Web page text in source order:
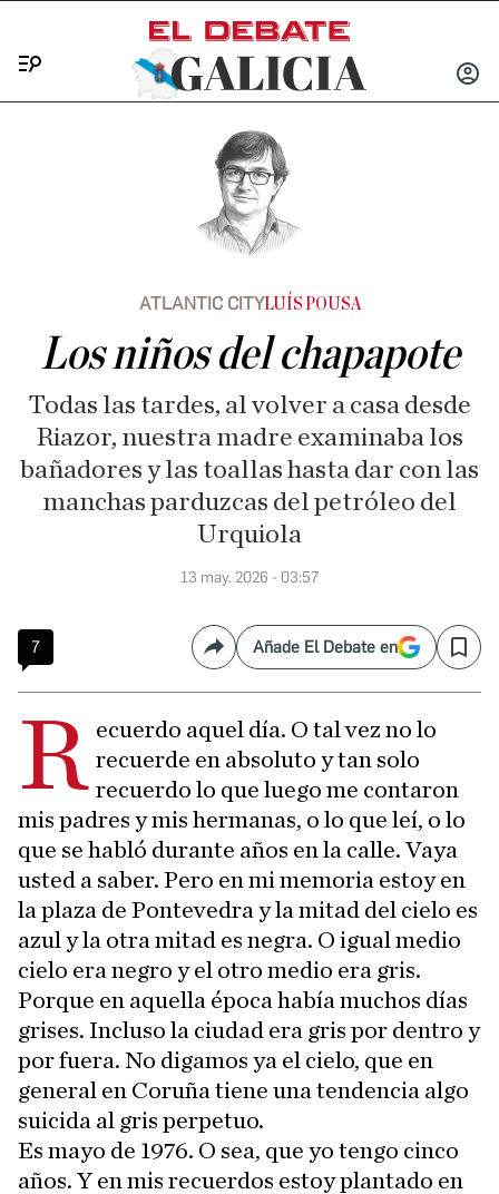
INICIAR
ATLANTIC CITYLUÍS POUSA
Los niños del chapapote
Todas las tardes, al volver a casa desde
Riazor, nuestra madre examinaba los
bañadores y las toallas hasta dar con las
manchas parduzcas del petróleo del
Urquiola
13 may. 2026 - 03:57
7 CompartirAñade El Debate en Save
R ecuerdo aquel día. O tal vez no lo
recuerde en absoluto y tan solo
recuerdo lo que luego me contaron
mis padres y mis hermanas, o lo que leí, o lo
que se habló durante años en la calle. Vaya
usted a saber. Pero en mi memoria estoy en
la plaza de Pontevedra y la mitad del cielo es
azul y la otra mitad es negra. O igual medio
cielo era negro y el otro medio era gris.
Porque en aquella época había muchos días
grises. Incluso la ciudad era gris por dentro y
por fuera. No digamos ya el cielo, que en
general en Coruña tiene una tendencia algo
suicida al gris perpetuo.
Es mayo de 1976. O sea, que yo tengo cinco
años. Y en mis recuerdos estoy plantado en